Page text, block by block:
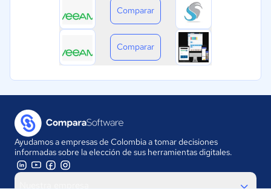
Comparar
Comparar
Ayudamos a empresas de Colombia a tomar decisiones
informadas sobre la elección de sus herramientas digitales.